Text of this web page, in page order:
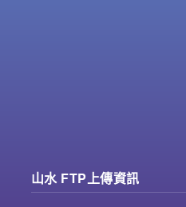
山水 FTP上傳資訊